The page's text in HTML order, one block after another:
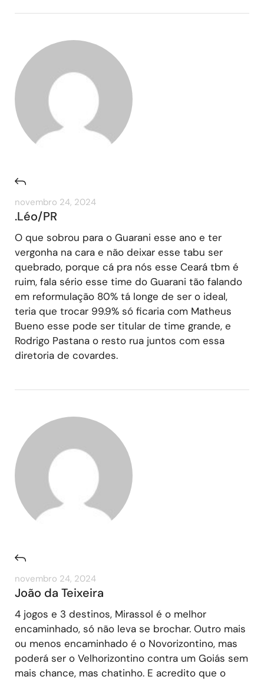
novembro 24, 2024
.Léo/PR
O que sobrou para o Guarani esse ano e ter
vergonha na cara e não deixar esse tabu ser
quebrado, porque cá pra nós esse Ceará tbm é
ruim, fala sério esse time do Guarani tão falando
em reformulação 80% tá longe de ser o ideal,
teria que trocar 99.9% só ficaria com Matheus
Bueno esse pode ser titular de time grande, e
Rodrigo Pastana o resto rua juntos com essa
diretoria de covardes.
novembro 24, 2024
João da Teixeira
4 jogos e 3 destinos, Mirassol é o melhor
encaminhado, só não leva se brochar. Outro mais
ou menos encaminhado é o Novorizontino, mas
poderá ser o Velhorizontino contra um Goiás sem
mais chance, mas chatinho. E acredito que o